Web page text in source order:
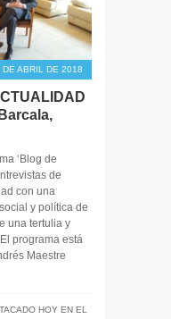
DE ABRIL DE 2018
‘Blog de
de
con una
y política de
una tertulia y
programa está
Maestre
HOY EN EL